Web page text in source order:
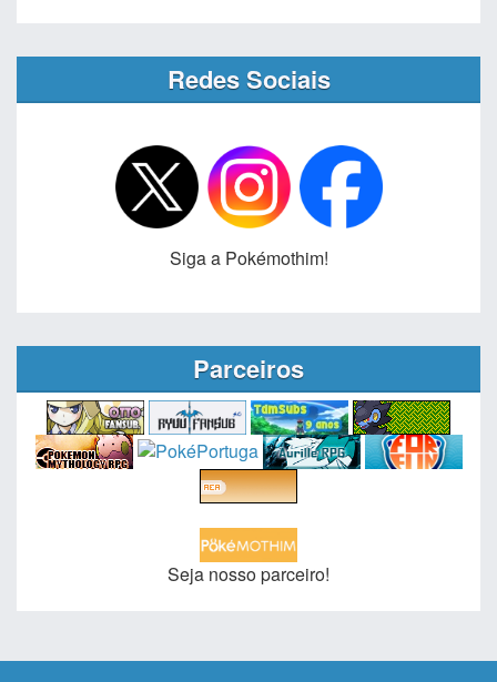
Redes Sociais
Siga a Pokémothim!
Parceiros
Seja nosso parceiro!